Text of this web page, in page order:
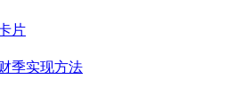
片
季实现方法